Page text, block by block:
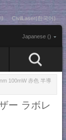
CivilLaser(한국어)
Japanese ()
100mW 赤色 半導
ー ラボレ